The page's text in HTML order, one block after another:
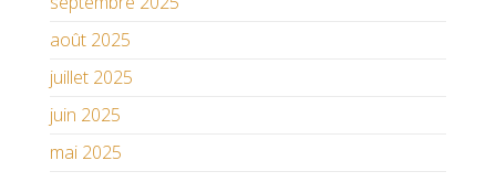
août 2025
juillet 2025
juin 2025
mai 2025